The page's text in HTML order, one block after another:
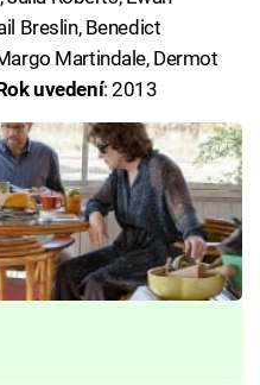
Breslin, Benedict
Martindale, Dermot
uvedení: 2013